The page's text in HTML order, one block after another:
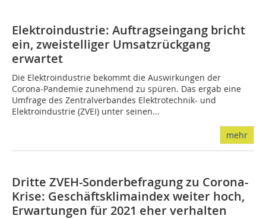
Elektroindustrie: Auftragseingang bricht
ein, zweistelliger Umsatzrückgang
erwartet
Die Elektroindustrie bekommt die Auswirkungen der
Corona-Pandemie zunehmend zu spüren. Das ergab eine
Umfrage des Zentralverbandes Elektrotechnik- und
Elektroindustrie (ZVEI) unter seinen...
mehr
Dritte ZVEH-Sonderbefragung zu Corona-
Krise: Geschäftsklimaindex weiter hoch,
Erwartungen für 2021 eher verhalten